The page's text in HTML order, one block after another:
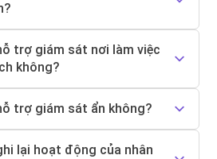
trợ giám sát nơi làm việc
không?
trợ giám sát ẩn không?
lại hoạt động của nhân